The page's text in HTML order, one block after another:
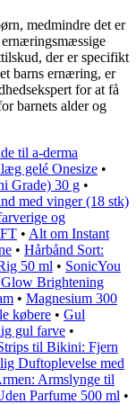
medmindre det er
der er specifikt
barns ernæring, er
for at få
barnets alder og
til a-derma
gelé Onesize •
Grade) 30 g •
med vinger (18 stk)
og
• Alt om Instant
• Hårbånd Sort:
50 ml • SonicYou
Brightening
• Magnesium 300
købere • Gul
gul farve •
til Bikini: Fjern
Duftoplevelse med
Armslynge til
Parfume 500 ml •